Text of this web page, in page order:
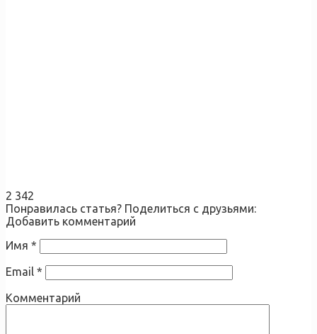
2 342
Понравилась статья? Поделиться с друзьями:
Добавить комментарий
Имя *
Email *
Комментарий